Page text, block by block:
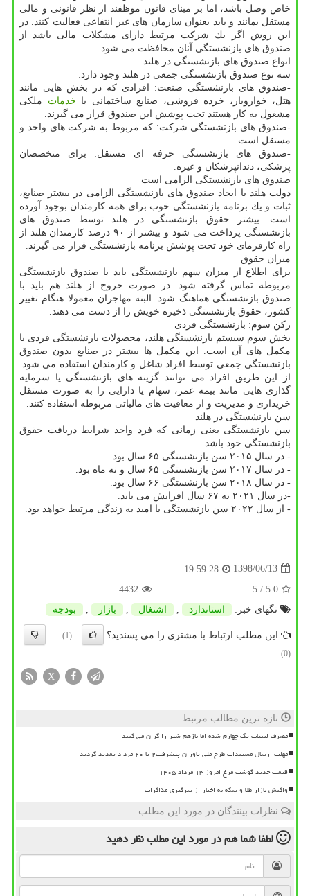
خاص وصل باشد، اما بر مبنای قانون موظفند از نظر قانونی و مالی
مستقل بمانند و باید بعنوان سازمان های غیر انتفاعی فعالیت كنند. در
این روش اگر یك شركت مرتبط دارای مشكلات مالی باشد از
صندوق های بازنشستگی آنان محافظت می شود.
انواع صندوق های بازنشستگی در هلند
سه نوع صندوق بازنشستگی جمعی در هلند وجود دارد:
-صندوق های بازنشستگی صنعت: افرادی كه در بخش هایی مانند
هتل، خواروبار، خرده فروشی، صنایع ساختمانی یا خدمات ملكی
مشغول به كار هستند تحت پوشش این صندوق قرار می گیرند.
-صندوق های بازنشستگی شركت: كه مربوط به شركت های واحد و
مستقل است.
-صندوق های بازنشستگی حرفه ای مستقل: برای متخصصان
پزشكی، دندانپزشكان و غیره.
صندوق های بازنشستگی الزامی است
دولت هلند با ایجاد صندوق های بازنشستگی الزامی در بیشتر صنایع،
ثبات و یك برنامه بازنشستگی خوب برای همه كارمندان بوجود آورده
است. بیشتر حقوق بازنشستگی در هلند توسط صندوق های
بازنشستگی پرداخت می شود و بیشتر از ۹۰ درصد كارمندان هلند از
راه كارفرمای خود تحت پوشش برنامه بازنشستگی قرار می گیرند.
میزان حقوق
برای اطلاع از میزان سهم بازنشستگی باید با صندوق بازنشستگی
مربوطه تماس گرفته شود. در صورت خروج از هلند هم باید با
صندوق بازنشستگی هماهنگ شود. البته مهاجران معمولا هنگام تغییر
كشور، حقوق بازنشستگی ذخیره خویش را از دست می دهند.
ركن سوم: بازنشستگی فردی
بخش سوم سیستم بازنشستگی هلند، محصولات بازنشستگی فردی یا
مكمل های آن است. این مكمل ها بیشتر در صنایع بدون صندوق
بازنشستگی جمعی توسط افراد شاغل و كارمندان استفاده می شود.
از این طریق افراد می توانند گزینه های بازنشستگی یا سرمایه
گذاری هایی مانند بیمه عمر، سهام یا دارایی را به صورت مستقل
خریداری و مدیریت و از معافیت های مالیاتی مربوطه استفاده كنند.
سن بازنشستگی در هلند
سن بازنشستگی یعنی زمانی كه فرد واجد شرایط دریافت حقوق
بازنشستگی خود باشد.
- در سال ۲۰۱۵ سن بازنشستگی ۶۵ سال بود.
- در سال ۲۰۱۷ سن بازنشستگی ۶۵ سال و نه ماه بود.
- در سال ۲۰۱۸ سن بازنشستگی ۶۶ سال بود.
-در سال ۲۰۲۱ به ۶۷ سال افزایش می یابد.
- از سال ۲۰۲۲ سن بازنشستگی با امید به زندگی مرتبط خواهد بود.
1398/06/13
19:59:28
5.0
/ 5
4432
تگهای خبر:
استاندارد , اشتغال , بازار , بودجه
این مطلب ارتباط با مشتری را می پسندید؟
(1)
(0)
X
تازه ترین مطالب مرتبط
مصرف لبنیات یک چهارم شده اما بازهم شیر را گران می کنند
مهلت ارسال مستندات طرح ملی یاوران پیشرفت۲ تا ۲۰ مرداد تمدید گردید
قیمت جدید گوشت مرغ امروز ۱۳ مرداد ۱۴۰۵
واکنش بازار طلا و سکه به اخبار از سرگیری مذاکرات
نظرات بینندگان در مورد این مطلب
لطفا شما همدر مورد این مطلبنظر دهید